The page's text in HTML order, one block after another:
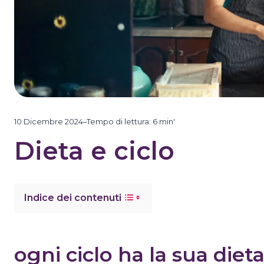
10 Dicembre 2024–Tempo di lettura: 6 min'
Dieta e ciclo
Indice dei contenuti
ogni ciclo ha la sua dieta